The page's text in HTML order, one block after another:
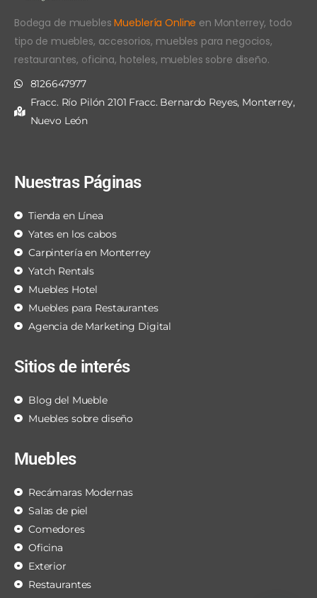
Bodega de mueblesMueblería Online en Monterrey, todo
tipo de muebles, accesorios, muebles para negocios,
restaurantes, oficina, hoteles, muebles sobre diseño.
8126647977
Fracc. Río Pilón 2101 Fracc. Bernardo Reyes, Monterrey,
Nuevo León
Nuestras Páginas
Tienda en Línea
Yates en los cabos
Carpintería en Monterrey
Yatch Rentals
Muebles Hotel
Muebles para Restaurantes
Agencia de Marketing Digital
Sitios de interés
Blog del Mueble
Muebles sobre diseño
Muebles
Recámaras Modernas
Salas de piel
Comedores
Oficina
Exterior
Restaurantes